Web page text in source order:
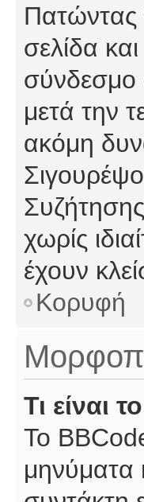
σελίδα
σύνδεσμο
μετά την
ακόμη
χωρίς
έχουν
Κορυφή
Τι είναι
Το
μηνύματα